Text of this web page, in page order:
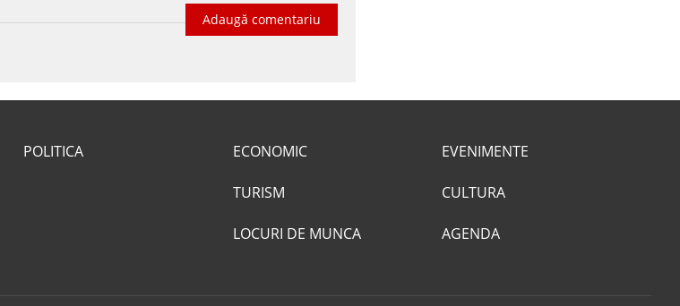
Adaugă comentariu
POLITICA ECONOMIC
TURISM
LOCURI DE MUNCA
EVENIMENTE
CULTURA
AGENDA